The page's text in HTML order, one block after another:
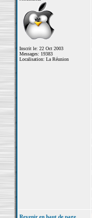
Inscrit le: 22 Oct 2003
Messages: 19383
Localisation: La Réunion
Revenir en haut de page